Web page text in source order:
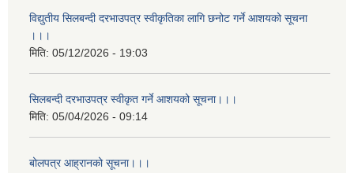
विद्युतीय सिलबन्दी दरभाउपत्र स्वीकृतिका लागि छनोट गर्ने आशयको सूचना
।।।
मिति: 05/12/2026 - 19:03
सिलबन्दी दरभाउपत्र स्वीकृत गर्ने आशयको सूचना।।।
मिति: 05/04/2026 - 09:14
बोलपत्र आह्रानको सूचना।।।